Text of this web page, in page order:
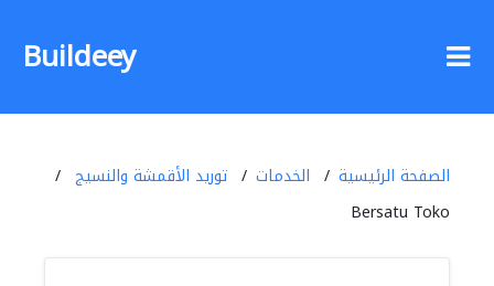
Buildeey
الصفحة الرئيسية الخدمات
توريد الأقمشة والنسيج
Bersatu Toko